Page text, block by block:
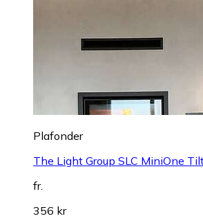
Plafonder
The Light Group SLC MiniOne
fr.
356 kr